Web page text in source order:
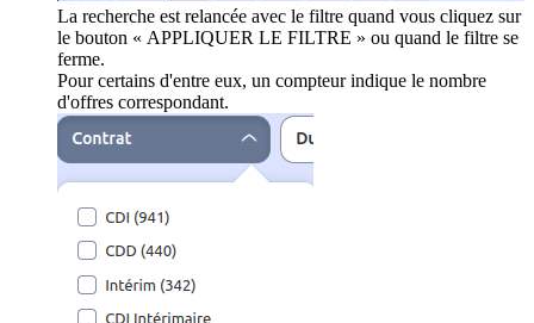
La recherche est relancée avec le filtre quand vous cliquez sur
le bouton « APPLIQUER LE FILTRE » ou quand le filtre se
ferme.
Pour certains d'entre eux, un compteur indique le nombre
d'offres correspondant.